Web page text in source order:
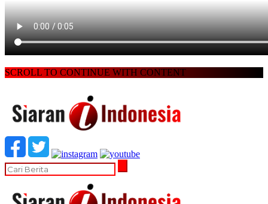
SCROLL TO CONTINUE WITH CONTENT